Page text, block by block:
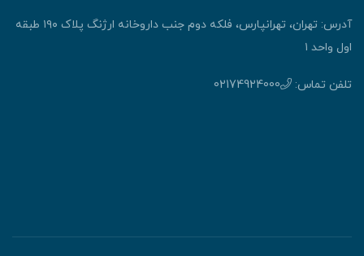
آدرس: تهران، تهرانپارس، فلکه دوم جنب داروخانه ارژنگ پلاک ۱۹۰ طبقه
واحد ۱
تماس: 02174924000